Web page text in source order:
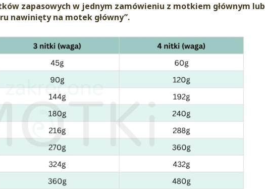
zapasowych w jednym zamówieniu z motkiem głównym lub
nawinięty na motek główny”.